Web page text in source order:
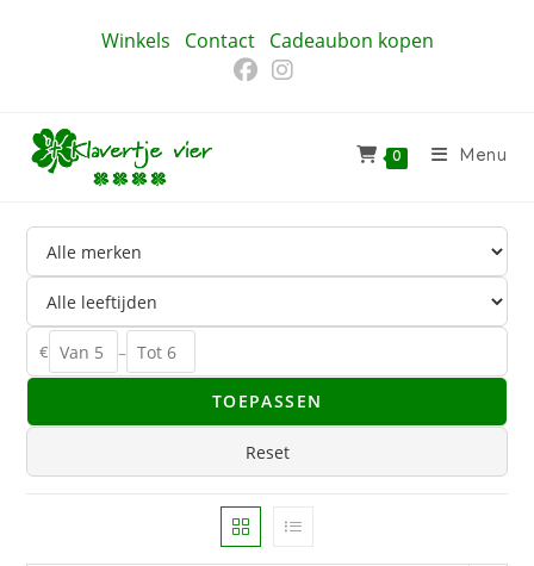
Winkels Contact Cadeaubon kopen
0 Menu
€ –
TOEPASSEN
Reset